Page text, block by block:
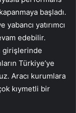
başladı.
yatırımcı
edebilir.
girişlerinde
Türkiye’ye
Aracı kurumlara
kıymetli bir